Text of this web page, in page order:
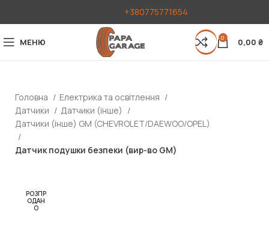
+380775771654
МЕНЮ 0 0,00 ₴
Головна
Електрика та освітлення
Датчики
Датчики (інше)
Датчики (інше) GM (CHEVROLET/DAEWOO/OPEL)
Датчик подушки безпеки (вир-во GM)
РОЗПР
ОДАН
О